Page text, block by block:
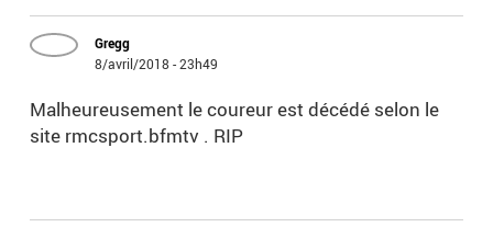
Gregg
8/avril/2018 - 23h49
Malheureusement le coureur est décédé selon le
site rmcsport.bfmtv . RIP